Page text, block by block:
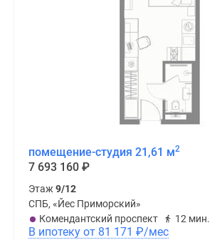
помещение-студия 21,61 м2
7 693 160 ₽
Этаж9/12
СПБ, «Йес Приморский»
Комендантский проспект
12 мин.
В ипотеку от 81 171 ₽/мес